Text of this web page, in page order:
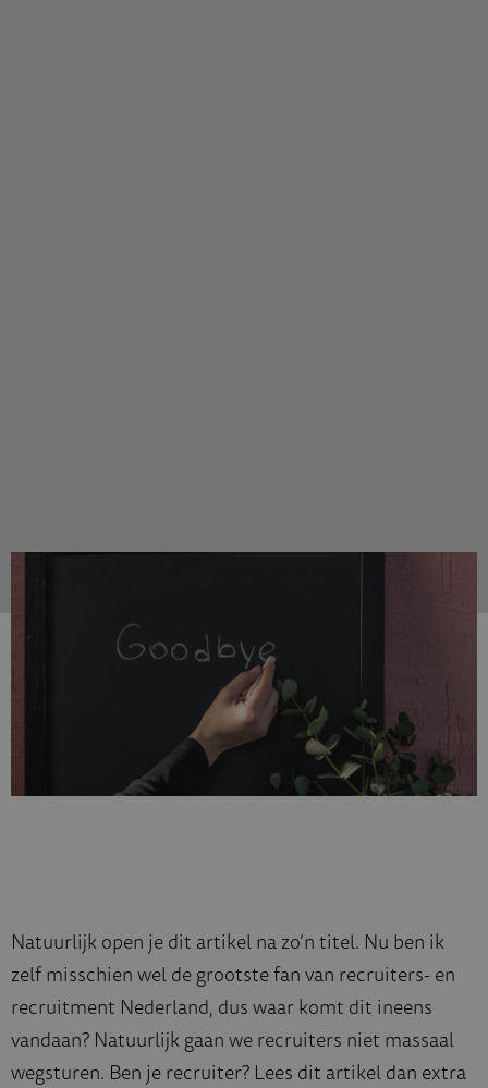
Natuurlijk open je dit artikel na zo’n titel. Nu ben ik
zelf misschien wel de grootste fan van recruiters- en
recruitment Nederland, dus waar komt dit ineens
vandaan? Natuurlijk gaan we recruiters niet massaal
wegsturen. Ben je recruiter? Lees dit artikel dan extra